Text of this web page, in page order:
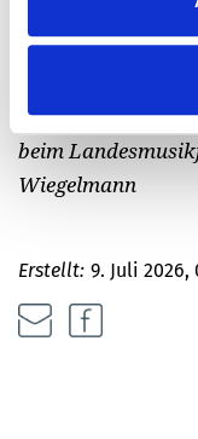
Die Conradin-
beim
Wiegelmann
Erstellt: 9. Juli 2026,